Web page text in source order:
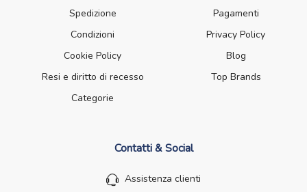
Spedizione
Pagamenti
Condizioni
Privacy Policy
Cookie Policy
Blog
Resi e diritto di recesso
Top Brands
Categorie
Contatti & Social
Assistenza clienti